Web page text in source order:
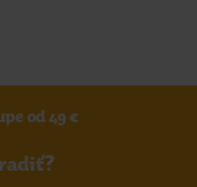
od 49 €